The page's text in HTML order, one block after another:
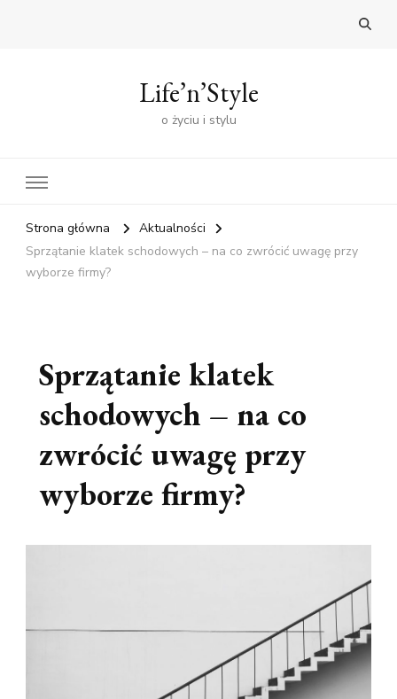
Life’n’Style
o życiu i stylu
Strona główna
Aktualności
Sprzątanie klatek schodowych – na co zwrócić uwagę przy
wyborze firmy?
Sprzątanie klatek
schodowych – na co
zwrócić uwagę przy
wyborze firmy?